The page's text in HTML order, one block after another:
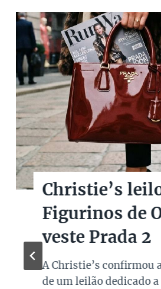
Christie’s
Figurinos de
veste Prada 2
A Christie’s confirmou
de um leilão dedicado a